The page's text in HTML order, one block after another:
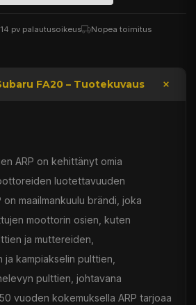
14 pv palautusoikeus Nopea toimitus
FA20 – Tuotekuvaus
ARP on kehittänyt omia
luotettavuuden
on maailmankuulu brändi, joka
moottorin osien, kuten
ja muttereiden,
ja kampiakselin pulttien,
pulttien, johtavana
vuoden kokemuksella ARP tarjoaa